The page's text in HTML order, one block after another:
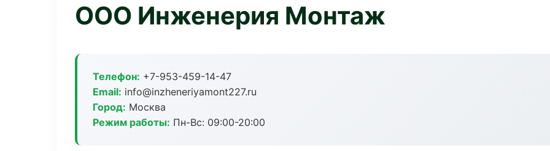
ООО Инженерия Монтаж
Телефон: +7-953-459-14-47
Email: info@inzheneriyamont227.ru
Город: Москва
Режим работы: Пн-Вс: 09:00-20:00